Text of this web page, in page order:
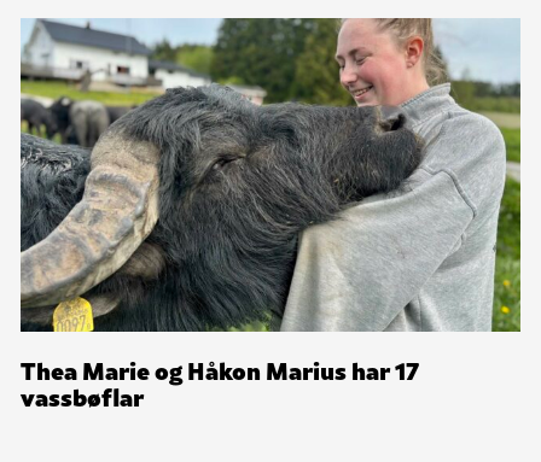
Thea Marie og Håkon Marius har 17
vassbøflar